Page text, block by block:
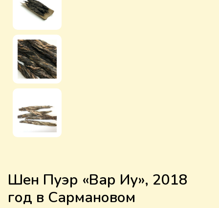
Шен Пуэр «Вар Иу», 2018
год в Сармановом